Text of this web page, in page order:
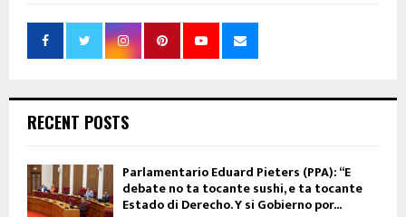
RECENT POSTS
Parlamentario Eduard Pieters (PPA): “E
debate no ta tocante sushi, e ta tocante
Estado di Derecho. Y si Gobierno por...